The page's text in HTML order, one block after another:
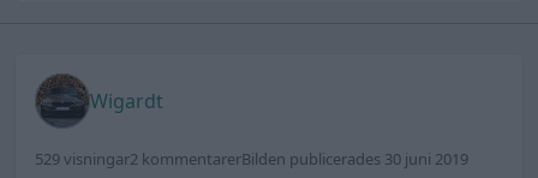
Wigardt
529 visningar2 kommentarerBilden publicerades 30 juni 2019